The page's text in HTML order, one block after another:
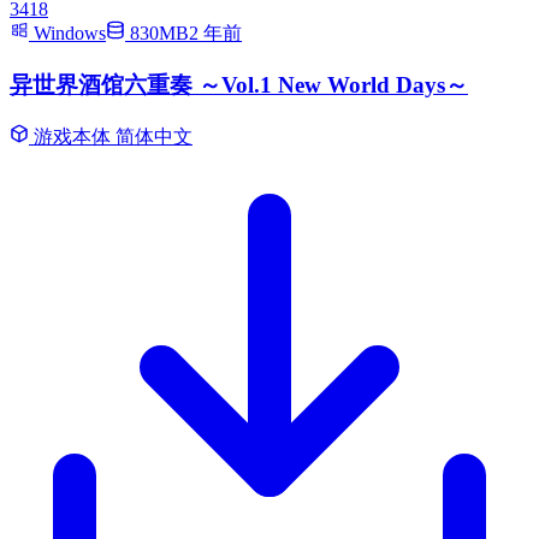
3418
Windows
830MB2 年前
异世界酒馆六重奏 ～Vol.1 New World Days～
游戏本体 简体中文